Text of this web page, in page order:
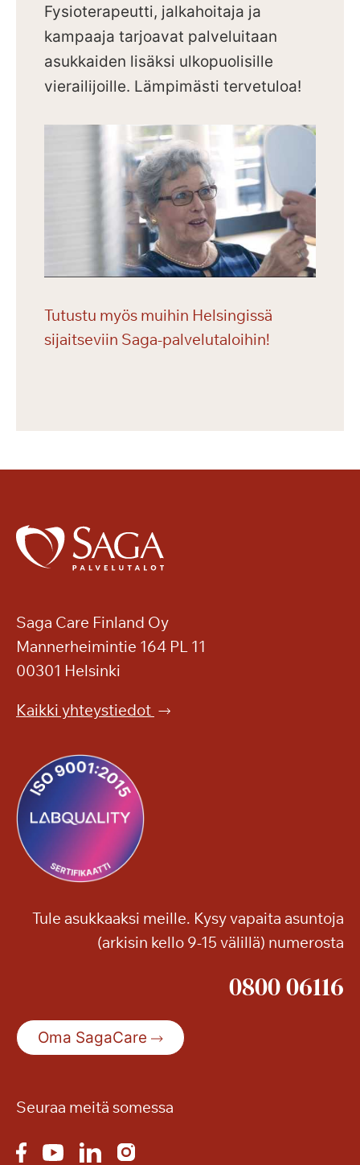
Fysioterapeutti, jalkahoitaja ja
kampaaja tarjoavat palveluitaan
asukkaiden lisäksi ulkopuolisille
vierailijoille. Lämpimästi tervetuloa!
Tutustu myös muihin Helsingissä
sijaitseviin Saga-palvelutaloihin!
Saga Care Finland Oy
Mannerheimintie 164 PL 11
00301 Helsinki
Kaikki yhteystiedot
Tule asukkaaksi meille. Kysy vapaita asuntoja
(arkisin kello 9-15 välillä) numerosta
0800 06116
Oma SagaCare
Seuraa meitä somessa